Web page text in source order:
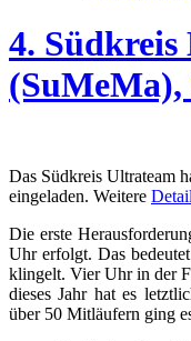
4.
(SuMeMa),
Das Südkreis Ultrateam
eingeladen. Weitere
Die erste
Uhr erfolgt. Das
klingelt. Vier Uhr in der
dieses Jahr hat es
über 50 Mitläufern ging